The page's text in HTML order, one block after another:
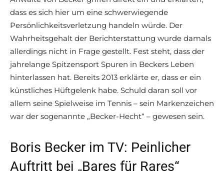
dass es sich hier um eine schwerwiegende
Persönlichkeitsverletzung handeln würde. Der
Wahrheitsgehalt der Berichterstattung wurde damals
allerdings nicht in Frage gestellt. Fest steht, dass der
jahrelange Spitzensport Spuren in Beckers Leben
hinterlassen hat. Bereits 2013 erklärte er, dass er ein
künstliches Hüftgelenk habe. Schuld daran soll vor
allem seine Spielweise im Tennis – sein Markenzeichen
war der sogenannte „Becker-Hecht“ – gewesen sein.
Boris Becker im TV: Peinlicher
Auftritt bei „Bares für Rares“